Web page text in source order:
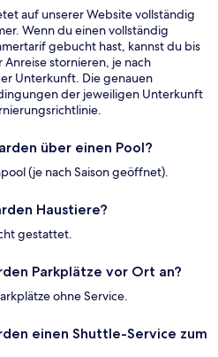
auf unserer Website vollständig
Wenn du einen vollständig
gebucht hast, kannst du bis
stornieren, je nach
Unterkunft. Die genauen
der jeweiligen Unterkunft
über einen Pool?
(je nach Saison geöffnet).
Haustiere?
gestattet.
Parkplätze vor Ort an?
ohne Service.
einen Shuttle-Service zum